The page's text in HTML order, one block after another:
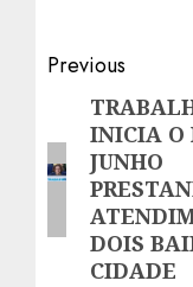
Post
Previous
Previous
post:INICIA O
JUNHO
DOIS
CIDADE